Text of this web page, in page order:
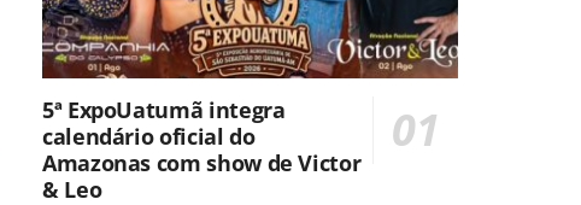
5ª ExpoUatumã integra
calendário oficial do
Amazonas com show de Victor
& Leo